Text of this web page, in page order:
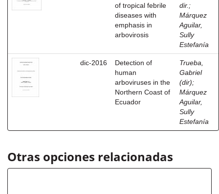
of tropical febrile
diseases with
emphasis in
arbovirosis
dir. ;
Márquez
Aguilar,
Sully
Estefanía
dic-2016
Detection of
human
arboviruses in the
Northern Coast of
Ecuador
Trueba,
Gabriel
(dir);
Márquez
Aguilar,
Sully
Estefanía
Otras opciones relacionadas